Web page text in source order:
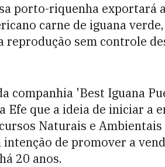
porto-riquenha exportará
carne de iguana
sem controle
companhia 'Best Iguana
Efe que a ideia de iniciar a
Naturais e Ambientais
de promover a
20 anos.